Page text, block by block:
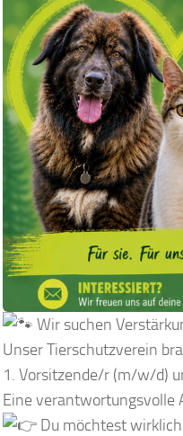
Wir suchen
Unser Tierschutzverein
1. Vorsitzende/r (m/w/d)
Eine verantwortungsvolle
Du möchtest